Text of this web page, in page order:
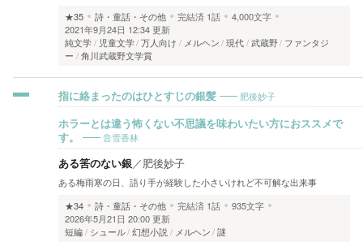
★35
詩・童話・その他 完結済 1話
4,000文字
2021年9月24日 12:34 更新
純文学
児童文学 万人向け メルヘン 現代 武蔵野 ファンタジ
ー
角川武蔵野文学賞
指に絡まったのはひとすじの銀髪 肥後妙子
ホラーとは違う怖くない不思議を味わいたい方におススメで
す。
音雪香林
ある筈のない銀／肥後妙子
ある梅雨寒の日、語り手が経験した小さいけれど不可解な出来事
★34
詩・童話・その他 完結済 1話
935文字
2026年5月21日 20:00 更新
短編
シュール 幻想小説 メルヘン 謎